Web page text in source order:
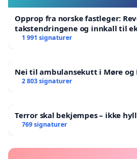
Opprop fra norske fastleger:
takstendringene og innkall til
landsråd
1 991 signaturer
Nei til ambulansekutt i Møre og
2 803 signaturer
Terror skal bekjempes – ikke
769 signaturer